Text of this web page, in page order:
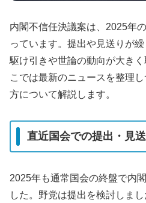
内閣不信任決議案は、2025年
っています。提出や見送りが
駆け引きや世論の動向が大き
こでは最新のニュースを整理
方について解説します。
直近国会での提出・見
2025年も通常国会の終盤で内
した。野党は提出を検討しま